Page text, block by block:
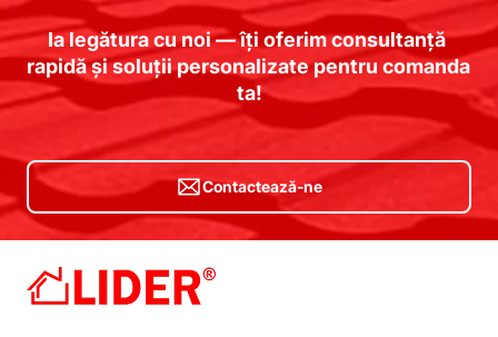
Ia legătura cu noi — îți oferim consultanță
rapidă și soluții personalizate pentru comanda
ta!
Contactează-ne